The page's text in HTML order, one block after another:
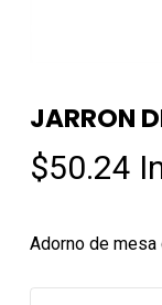
JARRON
$50.24
Adorno de